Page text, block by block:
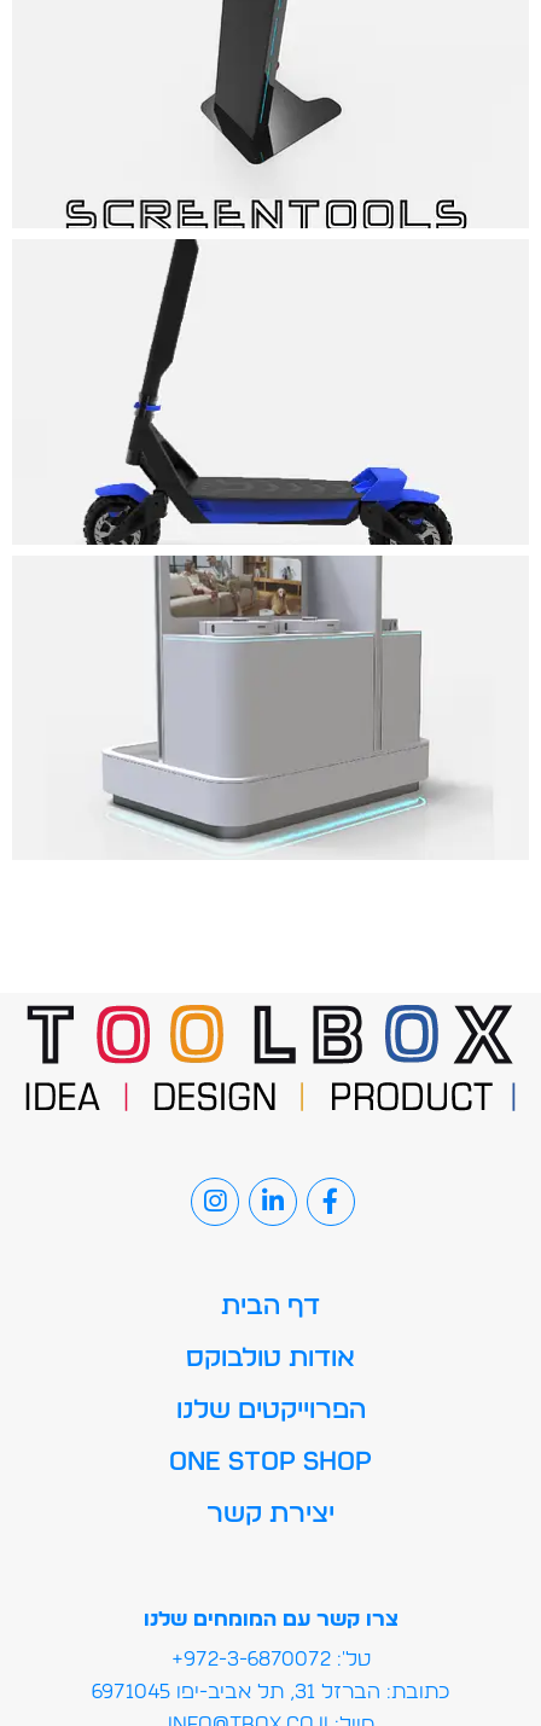
צרו קשר עם המומחים שלנו
טל': 972-3-6870072+
כתובת: הברזל 31, תל אביב-יפו 6971045
דף הבית
אודות טולבוקס
הפרוייקטים שלנו
ONE STOP SHOP
יצירת קשר